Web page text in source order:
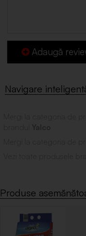
Adaugă
Produse